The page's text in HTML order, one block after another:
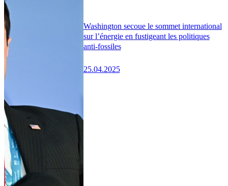
Washington secoue le sommet international
sur l’énergie en fustigeant les politiques
anti-fossiles
25.04.2025